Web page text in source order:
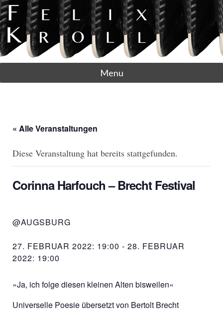
Menu
« Alle Veranstaltungen
Diese Veranstaltung hat bereits stattgefunden.
Corinna Harfouch – Brecht Festival
@AUGSBURG
27. FEBRUAR 2022: 19:00 - 28. FEBRUAR
2022: 19:00
»Ja, ich folge diesen kleinen Alten bisweilen«
Universelle Poesie übersetzt von Bertolt Brecht